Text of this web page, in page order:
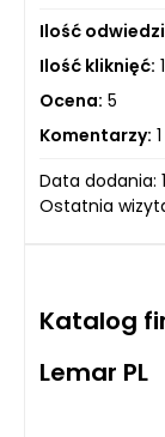
Ilość
Ilość kliknięć: 1
Ocena: 5
Komentarzy: 1
Data dodania:
Ostatnia
Katalog
Lemar PL